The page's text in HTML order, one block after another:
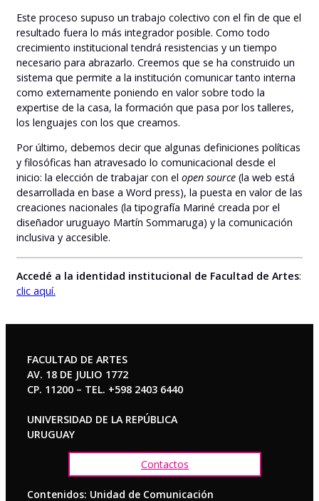
Este proceso supuso un trabajo colectivo con el fin de que el
resultado fuera lo más integrador posible. Como todo
crecimiento institucional tendrá resistencias y un tiempo
necesario para abrazarlo. Creemos que se ha construido un
sistema que permite a la institución comunicar tanto interna
como externamente poniendo en valor sobre todo la
expertise de la casa, la formación que pasa por los talleres,
los lenguajes con los que creamos.
Por último, debemos decir que algunas definiciones políticas
y filosóficas han atravesado lo comunicacional desde el
inicio: la elección de trabajar con el open source (la web está
desarrollada en base a Word press), la puesta en valor de las
creaciones nacionales (la tipografía Mariné creada por el
diseñador uruguayo Martín Sommaruga) y la comunicación
inclusiva y accesible.
Accedé a la identidad institucional de Facultad de Artes:
clic aquí.
FACULTAD DE ARTES
AV. 18 DE JULIO 1772
CP. 11200 – TEL. +598 2403 6440
UNIVERSIDAD DE LA REPÚBLICA
URUGUAY
Contactos
Contenidos: Unidad de Comunicación